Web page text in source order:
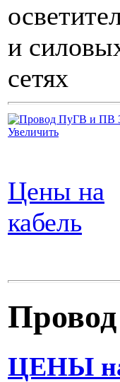
и
сетях
Увеличить
Цены на
кабель
ЦЕНЫ на